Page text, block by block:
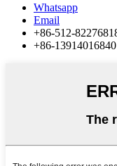
Whatsapp
Email
+86-512-
+86-13914016840